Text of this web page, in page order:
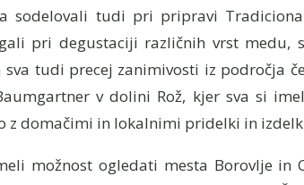
sodelovali tudi pri pripravi
pri degustaciji različnih vrst
tudi precej zanimivosti iz področja
v dolini Rož, kjer sva si
z domačimi in lokalnimi pridelki in
možnost ogledati mesta Borovlje in